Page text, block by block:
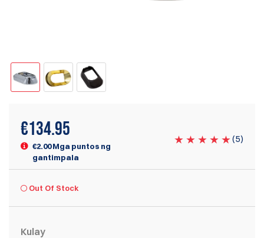
€134.95
€2.00 Mga puntos ng
gantimpala
(5)
Out Of Stock
Kulay